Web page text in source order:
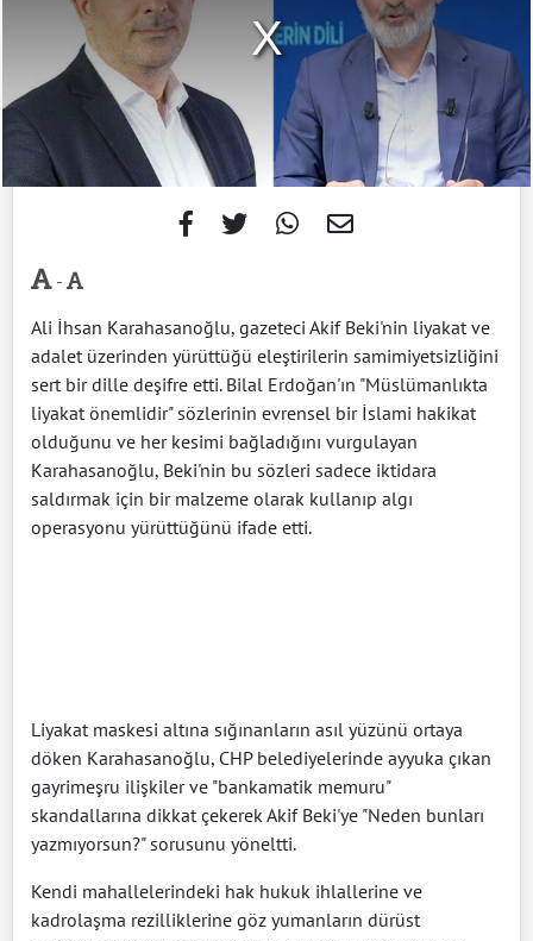
-
Ali İhsan Karahasanoğlu, gazeteci Akif Beki'nin liyakat ve
adalet üzerinden yürüttüğü eleştirilerin samimiyetsizliğini
sert bir dille deşifre etti. Bilal Erdoğan'ın "Müslümanlıkta
liyakat önemlidir" sözlerinin evrensel bir İslami hakikat
olduğunu ve her kesimi bağladığını vurgulayan
Karahasanoğlu, Beki'nin bu sözleri sadece iktidara
saldırmak için bir malzeme olarak kullanıp algı
operasyonu yürüttüğünü ifade etti.
Liyakat maskesi altına sığınanların asıl yüzünü ortaya
döken Karahasanoğlu, CHP belediyelerinde ayyuka çıkan
gayrimeşru ilişkiler ve "bankamatik memuru"
skandallarına dikkat çekerek Akif Beki'ye "Neden bunları
yazmıyorsun?" sorusunu yöneltti.
Kendi mahallelerindeki hak hukuk ihlallerine ve
kadrolaşma rezilliklerine göz yumanların dürüst